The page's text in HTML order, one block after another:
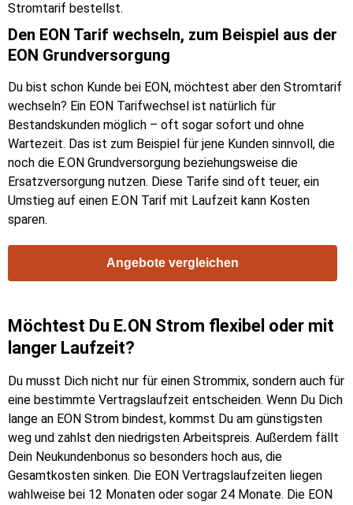
Stromtarif bestellst.
Den EON Tarif wechseln, zum Beispiel aus der
EON Grundversorgung
Du bist schon Kunde bei EON, möchtest aber den Stromtarif
wechseln? Ein EON Tarifwechsel ist natürlich für
Bestandskunden möglich – oft sogar sofort und ohne
Wartezeit. Das ist zum Beispiel für jene Kunden sinnvoll, die
noch die E.ON Grundversorgung beziehungsweise die
Ersatzversorgung nutzen. Diese Tarife sind oft teuer, ein
Umstieg auf einen E.ON Tarif mit Laufzeit kann Kosten
sparen.
Angebote vergleichen
Möchtest Du E.ON Strom flexibel oder mit
langer Laufzeit?
Du musst Dich nicht nur für einen Strommix, sondern auch für
eine bestimmte Vertragslaufzeit entscheiden. Wenn Du Dich
lange an EON Strom bindest, kommst Du am günstigsten
weg und zahlst den niedrigsten Arbeitspreis. Außerdem fällt
Dein Neukundenbonus so besonders hoch aus, die
Gesamtkosten sinken. Die EON Vertragslaufzeiten liegen
wahlweise bei 12 Monaten oder sogar 24 Monate. Die EON